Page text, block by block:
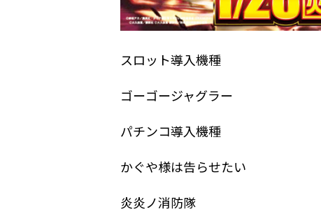
スロット導入機種
ゴーゴージャグラー
パチンコ導入機種
かぐや様は告らせたい
炎炎ノ消防隊